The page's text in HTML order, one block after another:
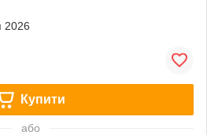
2026
Купити
або